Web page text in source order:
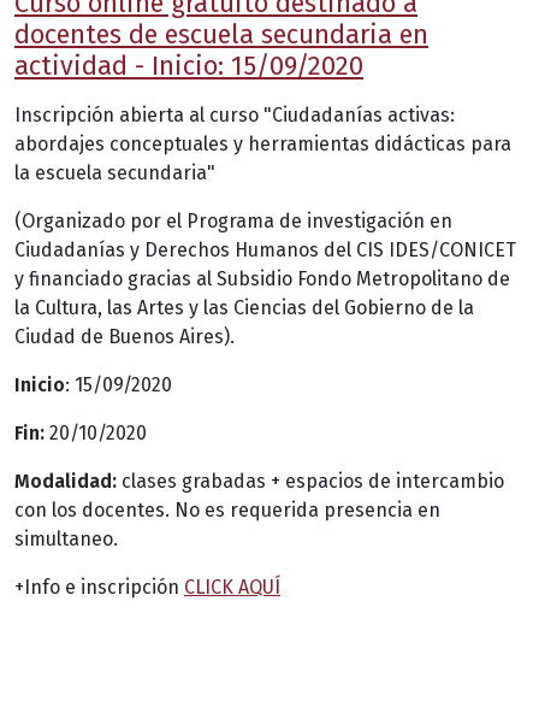
docentes de escuela secundaria en
actividad - Inicio: 15/09/2020
Inscripción abierta al curso "Ciudadanías activas:
abordajes conceptuales y herramientas didácticas para
la escuela secundaria"
(Organizado por el Programa de investigación en
Ciudadanías y Derechos Humanos del CIS IDES/CONICET
y financiado gracias al Subsidio Fondo Metropolitano de
la Cultura, las Artes y las Ciencias del Gobierno de la
Ciudad de Buenos Aires).
Inicio: 15/09/2020
Fin: 20/10/2020
Modalidad: clases grabadas + espacios de intercambio
con los docentes. No es requerida presencia en
simultaneo.
+Info e inscripción CLICK AQUÍ